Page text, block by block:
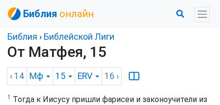
Библия онлайн
Библия › Библейской Лиги
От Матфея, 15
‹ 14 Мф 15 ERV 16 ›
1 Тогда к Иисусу пришли фарисеи и законоучители из